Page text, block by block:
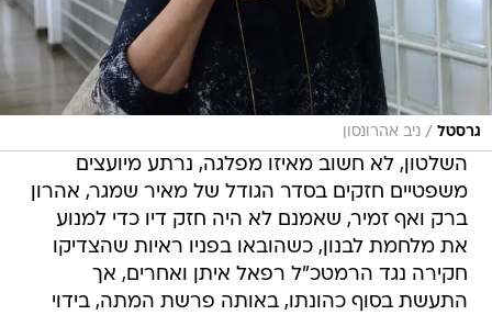
גרסטל / ניב אהרונסון
השלטון, לא חשוב מאיזו מפלגה, נרתע מיועצים
משפטיים חזקים בסדר הגודל של מאיר שמגר, אהרון
ברק ואף זמיר, שאמנם לא היה חזק דיו כדי למנוע
את מלחמת לבנון, כשהובאו בפניו ראיות שהצדיקו
חקירה נגד הרמטכ"ל רפאל איתן ואחרים, אך
התעשת בסוף כהונתו, באותה פרשת המתה, בידוי